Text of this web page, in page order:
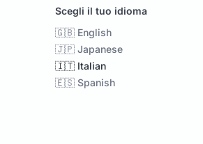
Scegli il tuo idioma
🇬🇧 English
🇯🇵 Japanese
🇮🇹 Italian
🇪🇸 Spanish